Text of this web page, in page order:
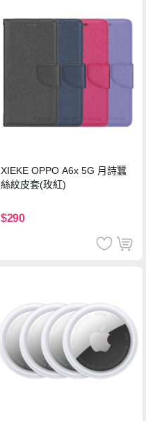
XIEKE OPPO A6x 5G 月詩蠶
絲紋皮套(玫紅)
$290